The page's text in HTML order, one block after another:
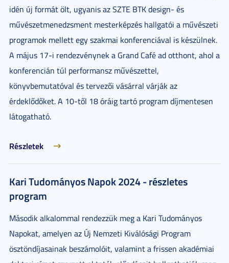
idén új formát ölt, ugyanis az SZTE BTK design- és
művészetmenedzsment mesterképzés hallgatói a művészeti
programok mellett egy szakmai konferenciával is készülnek.
A május 17-i rendezvénynek a Grand Café ad otthont, ahol a
konferencián túl performansz művészettel,
könyvbemutatóval és tervezői vásárral várják az
érdeklődőket. A 10-től 18 óráig tartó program díjmentesen
látogatható.
Részletek
Kari Tudományos Napok 2024 - részletes
program
Második alkalommal rendezzük meg a Kari Tudományos
Napokat, amelyen az Új Nemzeti Kiválósági Program
ösztöndíjasainak beszámolóit, valamint a frissen akadémiai